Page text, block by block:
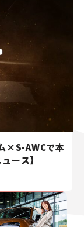
×S-AWCで本
ース】